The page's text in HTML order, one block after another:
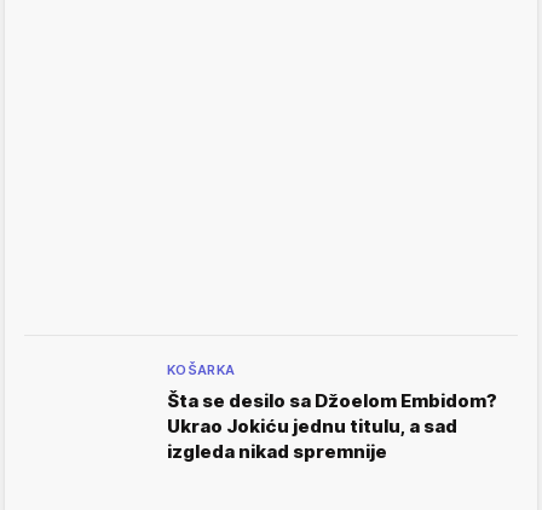
KOŠARKA
Šta se desilo sa Džoelom Embidom?
Ukrao Jokiću jednu titulu, a sad
izgleda nikad spremnije